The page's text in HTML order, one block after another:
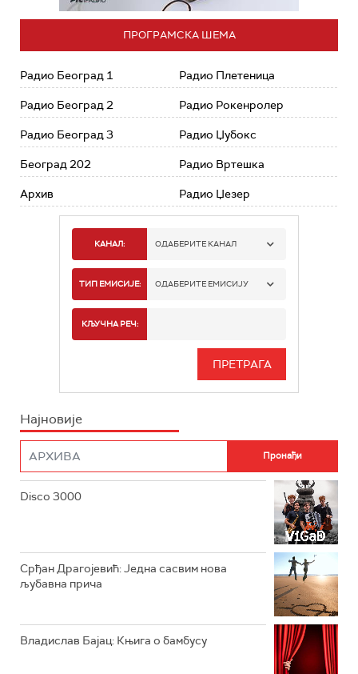
ПРОГРАМСКА ШЕМА
Радио Београд 1
Радио Београд 2
Радио Београд 3
Београд 202
Архив
Радио Плетеница
Радио Рокенролер
Радио Џубокс
Радио Вртешка
Радио Џезер
КАНАЛ: ОДАБЕРИТЕ КАНАЛ
РАДИО БЕОГРАД 1
РАДИО БЕОГРАД 3
РАДИО РОКЕНРОЛЕР
РАДИО ЏЕЗЕР
ТИП ЕМИСИЈЕ: ОДАБЕРИТЕ ЕМИСИЈУ
ИНФО
КЉУЧНА РЕЧ:
Најновије
Disco 3000
Срђан Драгојевић: Једна сасвим нова
љубавна прича
Владислав Бајац: Књига о бамбусу